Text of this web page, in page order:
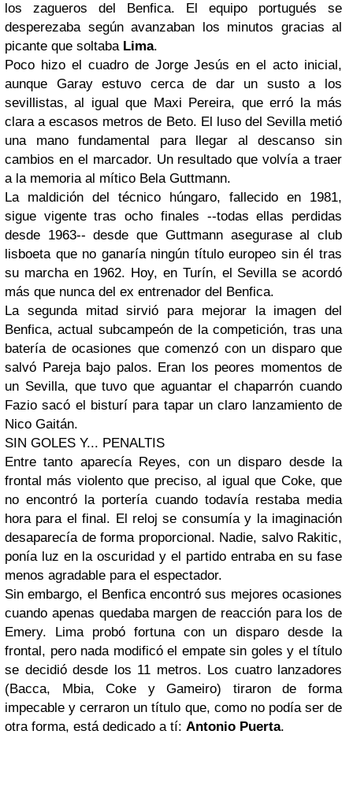
los zagueros del Benfica. El equipo portugués se
desperezaba según avanzaban los minutos gracias al
picante que soltaba Lima.
Poco hizo el cuadro de Jorge Jesús en el acto inicial,
aunque Garay estuvo cerca de dar un susto a los
sevillistas, al igual que Maxi Pereira, que erró la más
clara a escasos metros de Beto. El luso del Sevilla metió
una mano fundamental para llegar al descanso sin
cambios en el marcador. Un resultado que volvía a traer
a la memoria al mítico Bela Guttmann.
La maldición del técnico húngaro, fallecido en 1981,
sigue vigente tras ocho finales --todas ellas perdidas
desde 1963-- desde que Guttmann asegurase al club
lisboeta que no ganaría ningún título europeo sin él tras
su marcha en 1962. Hoy, en Turín, el Sevilla se acordó
más que nunca del ex entrenador del Benfica.
La segunda mitad sirvió para mejorar la imagen del
Benfica, actual subcampeón de la competición, tras una
batería de ocasiones que comenzó con un disparo que
salvó Pareja bajo palos. Eran los peores momentos de
un Sevilla, que tuvo que aguantar el chaparrón cuando
Fazio sacó el bisturí para tapar un claro lanzamiento de
Nico Gaitán.
SIN GOLES Y... PENALTIS
Entre tanto aparecía Reyes, con un disparo desde la
frontal más violento que preciso, al igual que Coke, que
no encontró la portería cuando todavía restaba media
hora para el final. El reloj se consumía y la imaginación
desaparecía de forma proporcional. Nadie, salvo Rakitic,
ponía luz en la oscuridad y el partido entraba en su fase
menos agradable para el espectador.
Sin embargo, el Benfica encontró sus mejores ocasiones
cuando apenas quedaba margen de reacción para los de
Emery. Lima probó fortuna con un disparo desde la
frontal, pero nada modificó el empate sin goles y el título
se decidió desde los 11 metros. Los cuatro lanzadores
(Bacca, Mbia, Coke y Gameiro) tiraron de forma
impecable y cerraron un título que, como no podía ser de
otra forma, está dedicado a tí: Antonio Puerta.